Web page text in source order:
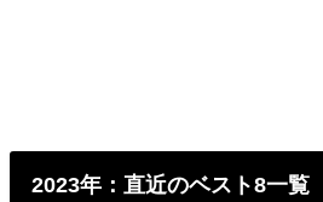
2023年：直近のベスト8一覧